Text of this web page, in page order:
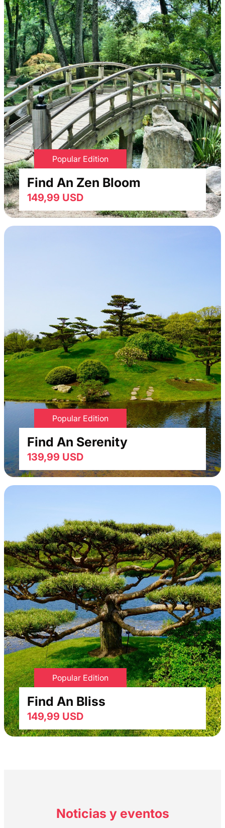
Popular Edition
Find An Zen Bloom
149,99 USD
Popular Edition
Find An Serenity
139,99 USD
Popular Edition
Find An Bliss
149,99 USD
Noticias y eventos